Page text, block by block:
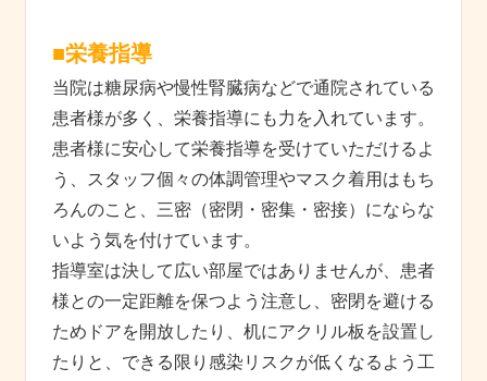
■栄養指導
当院は糖尿病や慢性腎臓病などで通院されている
患者様が多く、栄養指導にも力を入れています。
患者様に安心して栄養指導を受けていただけるよ
う、スタッフ個々の体調管理やマスク着用はもち
ろんのこと、三密（密閉・密集・密接）にならな
いよう気を付けています。
指導室は決して広い部屋ではありませんが、患者
様との一定距離を保つよう注意し、密閉を避ける
ためドアを開放したり、机にアクリル板を設置し
たりと、できる限り感染リスクが低くなるよう工